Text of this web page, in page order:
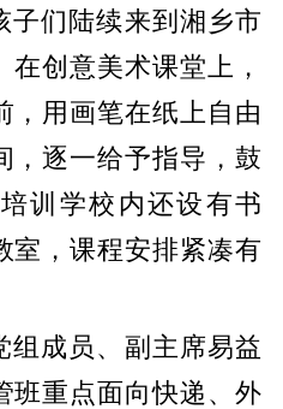
子们陆续来到湘乡市
创意美术课堂上，
，用画笔在纸上自由
，逐一给予指导，鼓
训学校内还设有书
室，课程安排紧凑有
组成员、副主席易益
班重点面向快递、外